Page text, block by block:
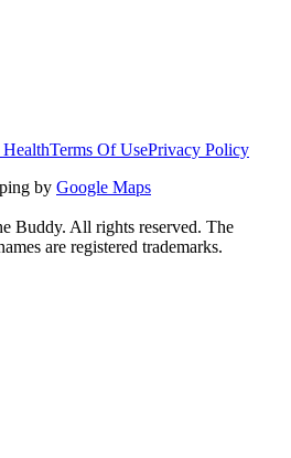
Terms Of UsePrivacy Policy
by Google Maps
Buddy. All rights reserved. The
are registered trademarks.